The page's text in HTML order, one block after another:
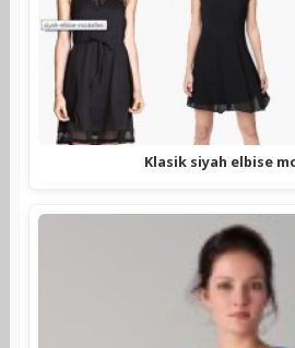
Klasik siyah elbise